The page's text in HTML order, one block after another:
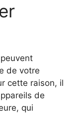
de votre
cette raison, il
de
qui